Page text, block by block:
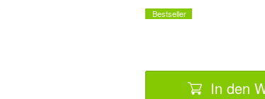
Bestseller
In den